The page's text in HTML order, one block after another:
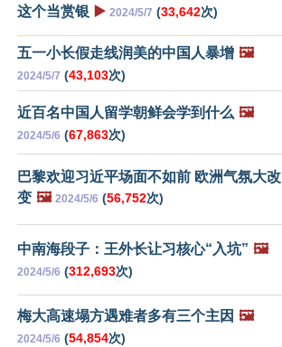
这个当赏银 ▶️ 2024/5/7 (33,642次)
五一小长假走线润美的中国人暴增 🖼️
2024/5/7 (43,103次)
近百名中国人留学朝鲜会学到什么 🖼️
2024/5/6 (67,863次)
巴黎欢迎习近平场面不如前 欧洲气氛大改
变 🖼️ 2024/5/6 (56,752次)
中南海段子：王外长让习核心“入坑” 🖼️
2024/5/6 (312,693次)
梅大高速塌方遇难者多有三个主因 🖼️
2024/5/6 (54,854次)